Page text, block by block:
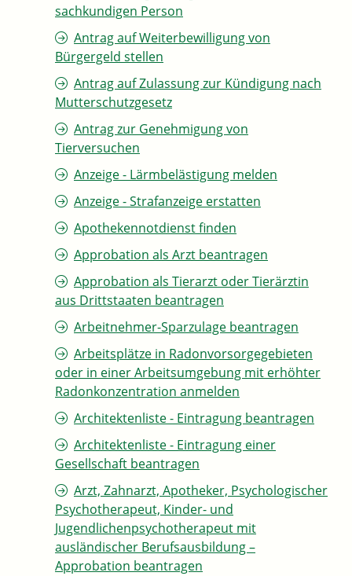
sachkundigen Person
Antrag auf Weiterbewilligung von
Bürgergeld stellen
Antrag auf Zulassung zur Kündigung nach
Mutterschutzgesetz
Antrag zur Genehmigung von
Tierversuchen
Anzeige - Lärmbelästigung melden
Anzeige - Strafanzeige erstatten
Apothekennotdienst finden
Approbation als Arzt beantragen
Approbation als Tierarzt oder Tierärztin
aus Drittstaaten beantragen
Arbeitnehmer-Sparzulage beantragen
Arbeitsplätze in Radonvorsorgegebieten
oder in einer Arbeitsumgebung mit erhöhter
Radonkonzentration anmelden
Architektenliste - Eintragung beantragen
Architektenliste - Eintragung einer
Gesellschaft beantragen
Arzt, Zahnarzt, Apotheker, Psychologischer
Psychotherapeut, Kinder- und
Jugendlichenpsychotherapeut mit
ausländischer Berufsausbildung –
Approbation beantragen